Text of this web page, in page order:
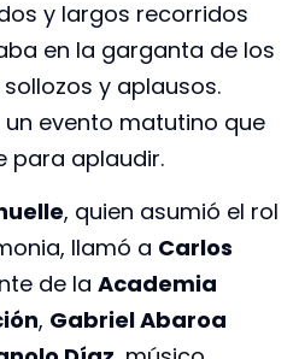
y largos recorridos
en la garganta de los
y aplausos.
evento matutino que
para aplaudir.
, quien asumió el rol
llamó a Carlos
de la Academia
, Gabriel Abaroa